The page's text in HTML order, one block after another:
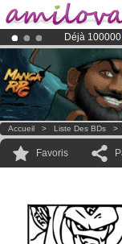
Déjà 100000
Le
Accueil > Liste Des BDs >
Favoris